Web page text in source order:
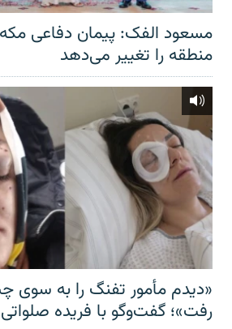
مسعود الفک: پیمان دفاعی مکه
منطقه را تغییر می‌دهد
«دیدم مأمور تفنگ را به سوی
رفت»؛ گفت‌و‌گو با فریده صلواتی